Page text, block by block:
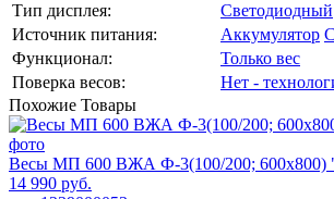
Тип дисплея:
Светодиодный
Источник питания:
Аккумулятор
Функционал:
Только вес
Поверка весов:
Нет -
Похожие Товары
Весы МП 600 ВЖА Ф-3(100/200; 600х800)
14 990 руб.